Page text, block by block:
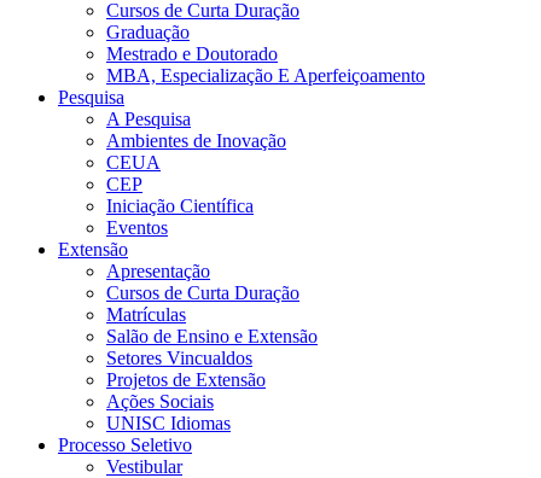
Cursos de Curta Duração
Graduação
Mestrado e Doutorado
MBA, Especialização E Aperfeiçoamento
Pesquisa
A Pesquisa
Ambientes de Inovação
CEUA
CEP
Iniciação Científica
Eventos
Extensão
Apresentação
Cursos de Curta Duração
Matrículas
Salão de Ensino e Extensão
Setores Vincualdos
Projetos de Extensão
Ações Sociais
UNISC Idiomas
Processo Seletivo
Vestibular